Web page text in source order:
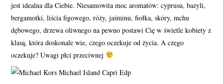
jest idealna dla Ciebie. Niesamowita moc aromatów: cyprusu, bazyli,
bergamotki, liścia figowego, róży, jaśminu, fiołka, skóry, mchu
dębowego, drzewa oliwnego na pewno postawi Cię w świetle kobiety z
klasą, która doskonale wie, czego oczekuje od życia. A czego
oczekuje? Uwagi płci przeciwnej